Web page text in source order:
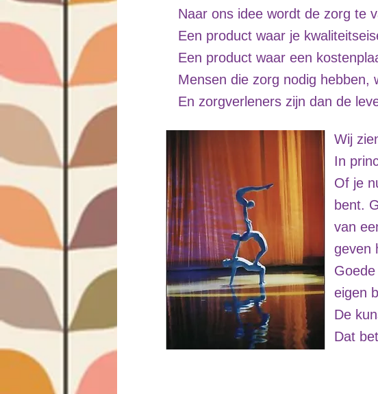
Naar ons idee wordt de zorg te
Een product waar je
Een product waar een
Mensen die zorg nodig hebben,
En zorgverleners zijn dan de
Wij
In
Of je
bent.
van
geven
eigen
De
Dat